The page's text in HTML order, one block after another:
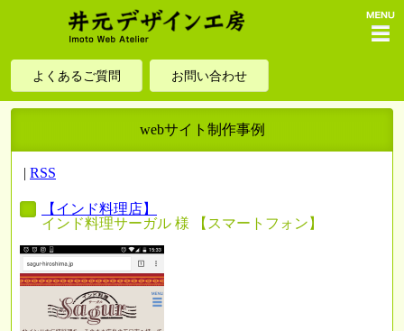
よくあるご質問 お問い合わせ
webサイト制作事例
| RSS
【インド料理店】
インド料理サーガル 様 【スマートフォン】